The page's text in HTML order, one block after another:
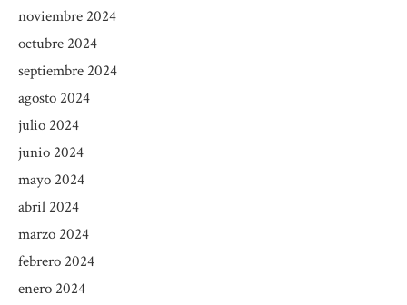
noviembre 2024
octubre 2024
septiembre 2024
agosto 2024
julio 2024
junio 2024
mayo 2024
abril 2024
marzo 2024
febrero 2024
enero 2024